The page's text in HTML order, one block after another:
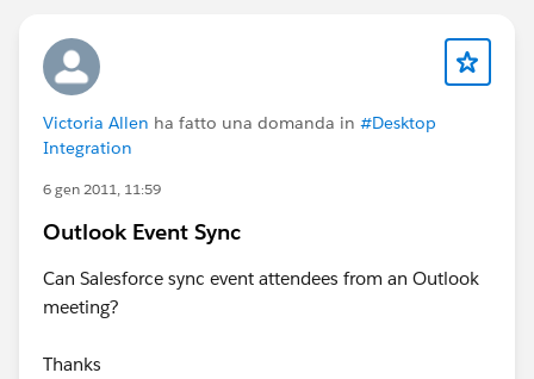
Victoria Allen ha fatto una domanda in #Desktop
Integration
6 gen 2011, 11:59
Outlook Event Sync
Can Salesforce sync event attendees from an Outlook
meeting?
Thanks